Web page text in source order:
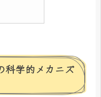
科学的メカニズ